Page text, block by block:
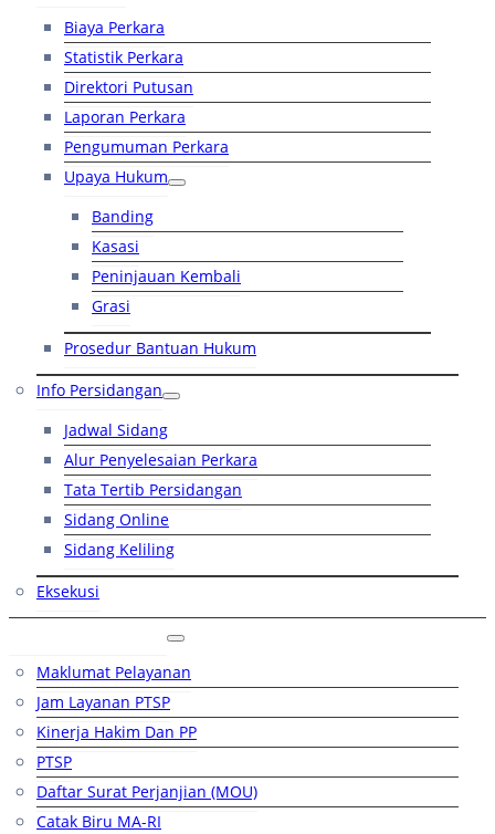
Biaya Perkara
Statistik Perkara
Direktori Putusan
Laporan Perkara
Pengumuman Perkara
Upaya Hukum
Banding
Kasasi
Peninjauan Kembali
Grasi
Prosedur Bantuan Hukum
Info Persidangan
Jadwal Sidang
Alur Penyelesaian Perkara
Tata Tertib Persidangan
Sidang Online
Sidang Keliling
Eksekusi
Maklumat Pelayanan
Jam Layanan PTSP
Kinerja Hakim Dan PP
PTSP
Daftar Surat Perjanjian (MOU)
Catak Biru MA-RI